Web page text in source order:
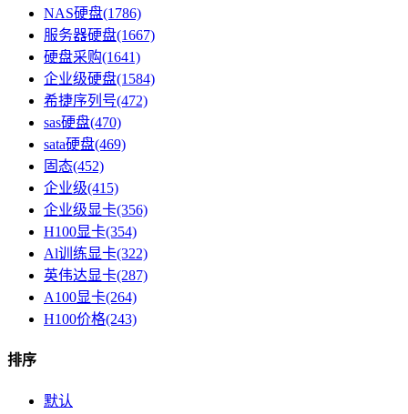
NAS硬盘(1786)
服务器硬盘(1667)
硬盘采购(1641)
企业级硬盘(1584)
希捷序列号(472)
sas硬盘(470)
sata硬盘(469)
固态(452)
企业级(415)
企业级显卡(356)
H100显卡(354)
Al训练显卡(322)
英伟达显卡(287)
A100显卡(264)
H100价格(243)
排序
默认